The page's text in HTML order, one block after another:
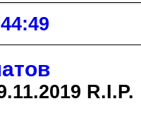
R.I.P.